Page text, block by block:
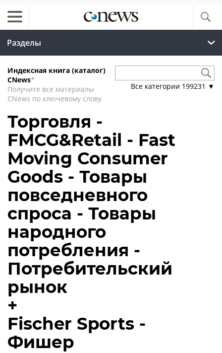
Разделы
Индексная книга (каталог)
CNews*
Получите все материалы
CNews по ключевому слову
Все категории 199231 ▼
Торговля -
FMCG&Retail - Fast
Moving Consumer
Goods - Товары
повседневного
спроса - Товары
народного
потребления -
Потребительский
рынок
+
Fischer Sports -
Фишер